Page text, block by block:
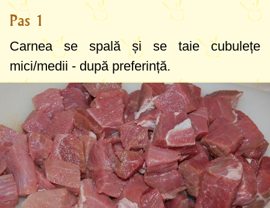
Pas 1
Carnea se spală și se taie cubulețe
mici/medii - după preferință.